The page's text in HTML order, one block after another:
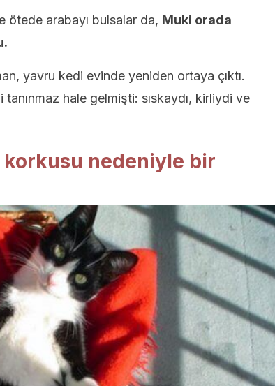
ötede arabayı bulsalar da, Muki orada
yavru kedi evinde yeniden ortaya çıktı.
hale gelmişti: sıskaydı, kirliydi ve
nedeniyle bir